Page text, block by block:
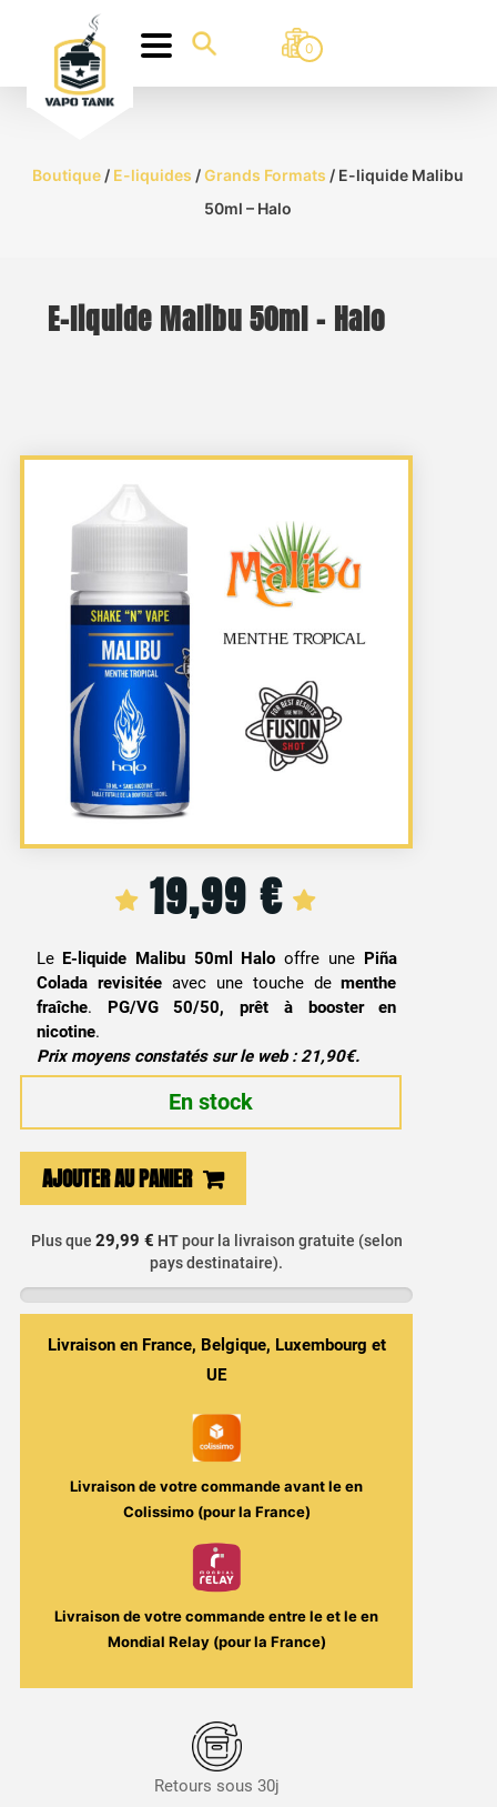
0
Boutique / E-liquides /Grands Formats / E-liquide Malibu
50ml – Halo
E-liquide Malibu 50ml – Halo
19,99€
Le E-liquide Malibu 50ml Halo offre une
Piña
Colada revisitéeavec une touche dementhe
fraîche.
PG/VG 50/50, prêt à booster en
nicotine.
Prix moyens constatés sur le web : 21,90€.
En stock
quantité
liquide
50ml
AJOUTER AU PANIER
Plus que 29,99 € HTpour la livraison gratuite (selon
pays destinataire).
Livraison en France, Belgique, Luxembourg et
UE
Livraison de votre commande avant leen
Colissimo (pour la France)
Livraison de votre commande entre leet leen
Mondial Relay (pour la France)
Retours sous 30j